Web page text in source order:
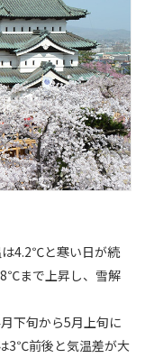
は4.2℃と寒い日が続
まで上昇し、雪解
下旬から5月上旬に
3℃前後と気温差が大